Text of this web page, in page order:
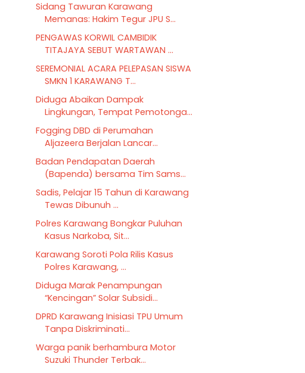
Sidang Tawuran Karawang
Memanas: Hakim Tegur JPU S...
PENGAWAS KORWIL CAMBIDIK
TITAJAYA SEBUT WARTAWAN ...
SEREMONIAL ACARA PELEPASAN SISWA
SMKN 1 KARAWANG T...
Diduga Abaikan Dampak
Lingkungan, Tempat Pemotonga...
Fogging DBD di Perumahan
Aljazeera Berjalan Lancar...
Badan Pendapatan Daerah
(Bapenda) bersama Tim Sams...
Sadis, Pelajar 15 Tahun di Karawang
Tewas Dibunuh ...
Polres Karawang Bongkar Puluhan
Kasus Narkoba, Sit...
Karawang Soroti Pola Rilis Kasus
Polres Karawang, ...
Diduga Marak Penampungan
“Kencingan” Solar Subsidi...
DPRD Karawang Inisiasi TPU Umum
Tanpa Diskriminati...
Warga panik berhambura Motor
Suzuki Thunder Terbak...